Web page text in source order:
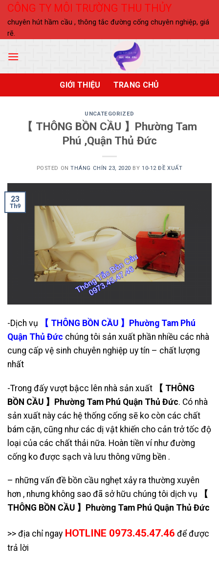
Skip
content
CÔNG TY MÔI TRƯỜNG THU THỦY
chuyên hút hầm cầu , thông tắc đường cống chuyên nghiệp, giá
rẽ.
GIỚI THIỆU TRANG CHỦ
UNCATEGORIZED
【 THÔNG BỒN CẦU 】Phường Tam
Phú ,Quận Thủ Đức
POSTED ONTHÁNG CHÍN 23, 2020 BY10-12 ĐỀ XUẤT
23
Th9
-Dịch vụ 【 THÔNG BỒN CẦU 】Phường Tam Phú
Quận Thủ Đức chúng tôi sản xuất phần nhiều các nhà
cung cấp vệ sinh chuyên nghiệp uy tín – chất lượng
nhất
-Trong đấy vượt bậcc lên nhà sản xuất
【 THÔNG
BỒN CẦU 】Phường Tam Phú Quận Thủ Đức. Có nhà
sản xuất này các hệ thống cống sẽ ko còn các chất
bám cặn, cũng như các dị vật khiến cho cản trở tốc độ
loại của các chất thải nữa. Hoàn tiền ví như đường
cống ko được sạch và lưu thông vững bền .
– những vấn đề bồn cầu nghẹt xảy ra thường xuyên
hơn , nhưng không sao đã sở hữu chúng tôi dịch vụ
【
THÔNG BỒN CẦU 】Phường Tam Phú Quận Thủ Đức
>> địa chỉ ngay HOTLINE 0973.45.47.46 để được
trả lời